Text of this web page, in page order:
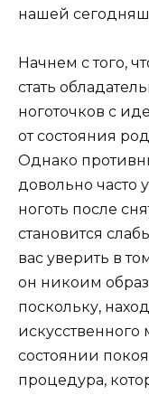
нашей
Начнем с того,
стать
ноготочков с
от состояния
Однако
довольно часто
ноготь после
становится
вас уверить в
он никоим
поскольку,
искусственного
состоянии
процедура,